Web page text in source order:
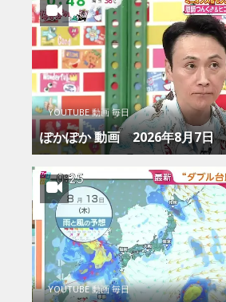
YOUTUBE 動画 毎日
ぽかぽか 動画 2026年8月7日
YOUTUBE 動画 毎日